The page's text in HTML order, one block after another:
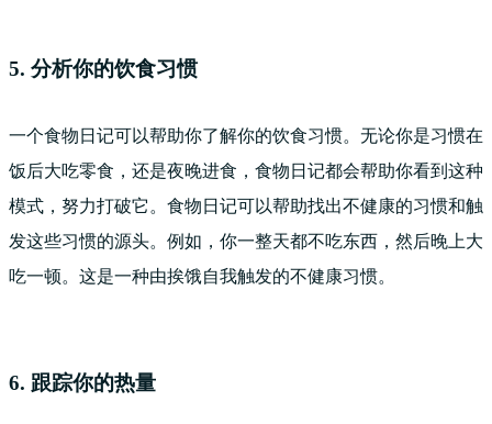
5. 分析你的饮食习惯
一个食物日记可以帮助你了解你的饮食习惯。无论你是习惯在
饭后大吃零食，还是夜晚进食，食物日记都会帮助你看到这种
模式，努力打破它。食物日记可以帮助找出不健康的习惯和触
发这些习惯的源头。例如，你一整天都不吃东西，然后晚上大
吃一顿。这是一种由挨饿自我触发的不健康习惯。
6. 跟踪你的热量